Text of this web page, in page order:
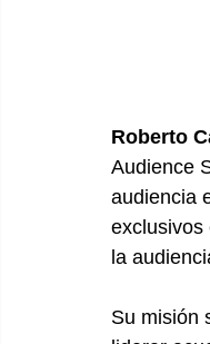
Roberto
Audience
audiencia
exclusivos
la
Su misión